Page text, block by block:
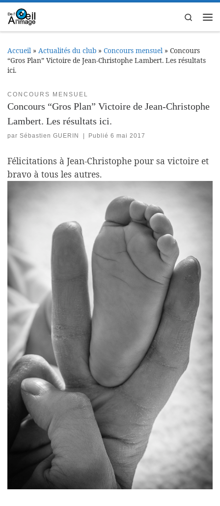
Passer au contenu
Search
Accueil » Actualités du club » Concours mensuel » Concours
“Gros Plan” Victoire de Jean-Christophe Lambert. Les résultats
ici.
CONCOURS MENSUEL
Concours “Gros Plan” Victoire de Jean-Christophe
Lambert. Les résultats ici.
par Sébastien GUERIN Publié6 mai 2017
Félicitations à Jean-Christophe pour sa victoire et
bravo à tous les autres.